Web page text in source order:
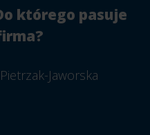
którego pasuje
Jaworska